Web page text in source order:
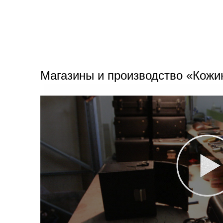
Магазины и производство